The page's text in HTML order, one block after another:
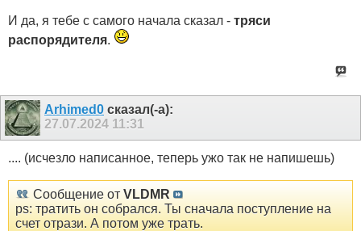
И да, я тебе с самого начала сказал - тряси
распорядителя.
Arhimed0 сказал(-а):
27.07.2024 11:31
.... (исчезло написанное, теперь ужо так не напишешь)
Сообщение от VLDMR
ps: тратить он собрался. Ты сначала поступление на
счет отрази. А потом уже трать.